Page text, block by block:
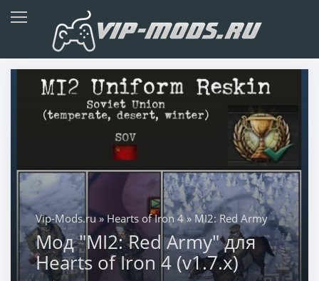
Vip-Mods.ru»Hearts of Iron 4» MI2: Red Army
Мод "MI2: Red Army" для
Hearts of Iron 4 (v1.7.x)